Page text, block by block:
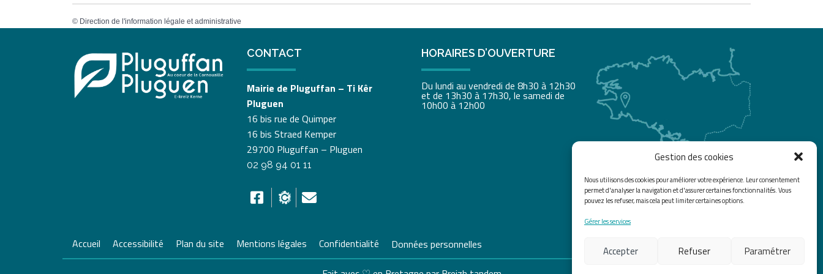
Gestion des cookies
Nous utilisons des cookies pour améliorer votre expérience. Leur consentement
permet d'analyser la navigation et d'assurer certaines fonctionnalités. Vous
pouvez les refuser, mais cela peut limiter certaines options.
Gérer les services
Accepter Refuser Paramétrer
© Direction de l'information légale et administrative
CONTACT
Mairie de Pluguffan – Ti Kêr
Pluguen
16 bis rue de Quimper
16 bis Straed Kemper
29700 Pluguffan – Pluguen
02 98 94 01 11
HORAIRES D’OUVERTURE
Du lundi au vendredi de 8h30 à 12h30
et de 13h30 à 17h30, le samedi de
10h00 à 12h00
Accueil Accessibilité Plan du site Mentions légales Confidentialité Données personnelles